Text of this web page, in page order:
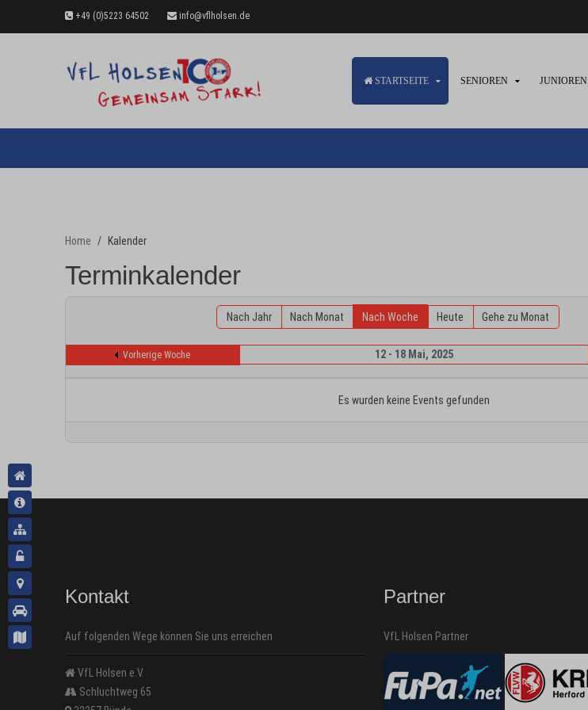
+49 (0)5223 64502 info@vflholsen.de
STARTSEITE SENIOREN JUNIOREN
Home Kalender
Terminkalender
Nach Jahr Nach Monat Nach Woche Heute Gehe zu Monat
Vorherige Woche 12 - 18 Mai, 2025
Es wurden keine Events gefunden
Kontakt
Auf folgenden Wege können Sie uns erreichen
VfL Holsen e.V.
Schluchtweg 65
Partner
VfL Holsen Partner